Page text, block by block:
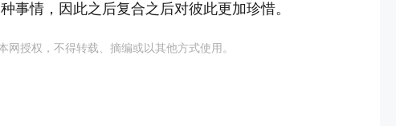
事情，因此之后复合之后对彼此更加珍惜。
授权，不得转载、摘编或以其他方式使用。